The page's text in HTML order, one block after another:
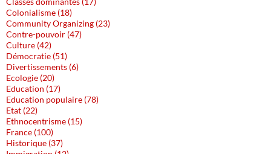
Colonialisme (18)
Community Organizing (23)
Contre-pouvoir (47)
Culture (42)
Démocratie (51)
Divertissements (6)
Ecologie (20)
Education (17)
Education populaire (78)
Etat (22)
Ethnocentrisme (15)
France (100)
Historique (37)